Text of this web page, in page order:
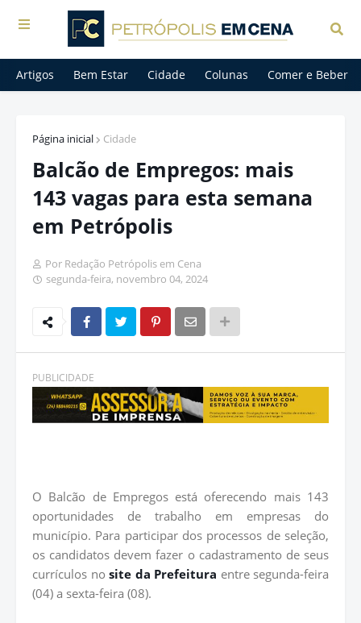
Artigos Bem Estar Cidade Colunas Comer e Beber
Página inicial Cidade
Balcão de Empregos: mais
143 vagas para esta semana
em Petrópolis
Por Redação Petrópolis em Cena
segunda-feira, novembro 04, 2024
PUBLICIDADE
O Balcão de Empregos está oferecendo mais 143
oportunidades de trabalho em empresas do
município. Para participar dos processos de seleção,
os candidatos devem fazer o cadastramento de seus
currículos no site da Prefeitura entre segunda-feira
(04) a sexta-feira (08).